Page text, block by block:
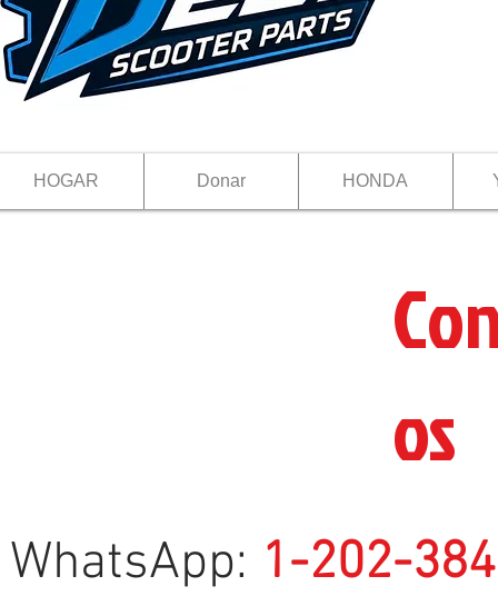
HOGAR Donar HONDA
os
WhatsApp: 1-202-